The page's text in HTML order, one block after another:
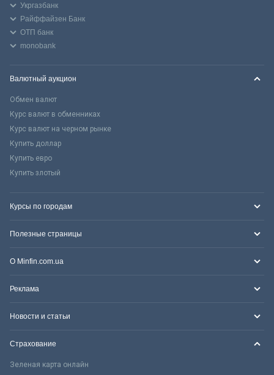
Укргазбанк
Райффайзен Банк
ОТП банк
monobank
Валютный аукцион
Обмен валют
Курс валют в обменниках
Курс валют на черном рынке
Купить доллар
Купить евро
Купить злотый
Курсы по городам
Полезные страницы
О Minfin.com.ua
Реклама
Новости и статьи
Страхование
Зеленая карта онлайн